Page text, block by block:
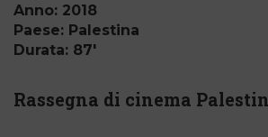
Anno: 2018
Paese: Palestina
Durata: 87'
Rassegna di cinema